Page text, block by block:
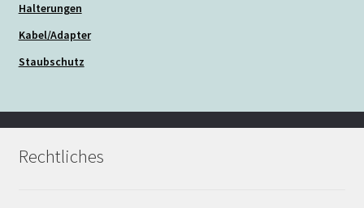
Halterungen
Kabel/Adapter
Staubschutz
Rechtliches